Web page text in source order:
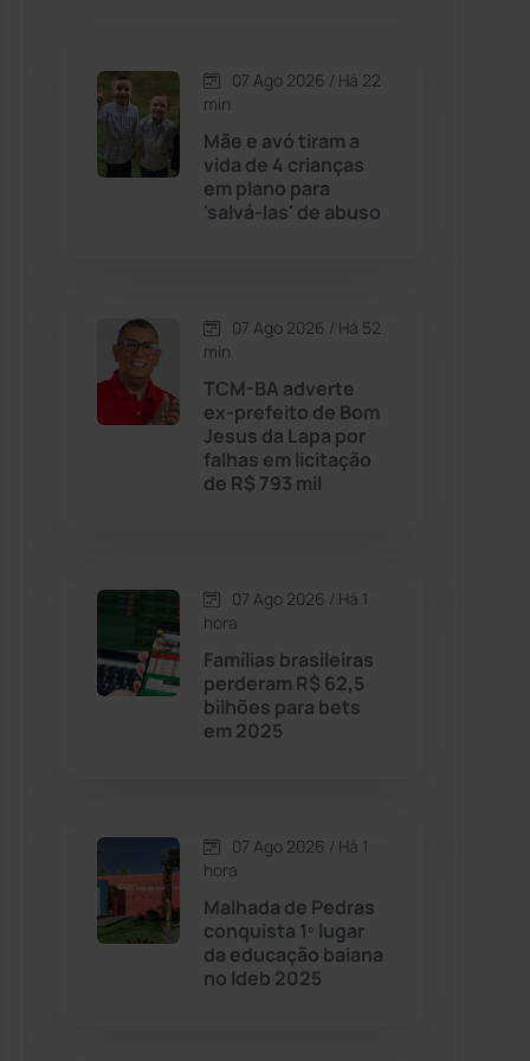
Caetité (1504)
Candiba
Cândido Sales (121)
Carinhanha (299)
Caturama
Chapada Diamantina (430)
Contendas do Sincorá
Cordeiros (49)
Educação (232)
Érico Cardoso (82)
07 Ago 2026 / Há 22
min
Mãe e avó tiram a
vida de 4 crianças
em plano para
'salvá-las' de abuso
07 Ago 2026 / Há 52
min
TCM-BA adverte
ex-prefeito de Bom
Jesus da Lapa por
falhas em licitação
de R$ 793 mil
07 Ago 2026 / Há 1
hora
Famílias brasileiras
perderam R$ 62,5
bilhões para bets
em 2025
07 Ago 2026 / Há 1
hora
Malhada de Pedras
conquista 1º lugar
da educação baiana
no Ideb 2025